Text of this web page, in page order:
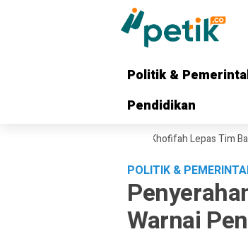
Politik &
Pendidikan
Politik &
Pendidikan
Pejuang, Gubernur Khofifah Lepas Tim Bakti
POLITIK &
Warnai